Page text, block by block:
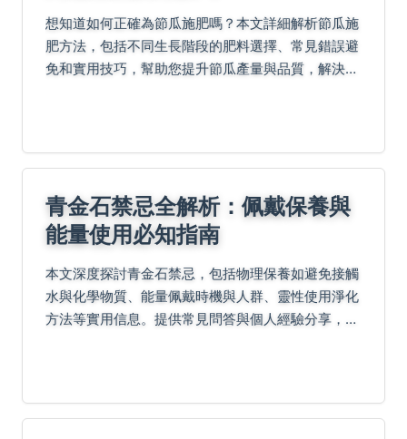
想知道如何正確為節瓜施肥嗎？本文詳細解析節瓜施
肥方法，包括不同生長階段的肥料選擇、常見錯誤避
免和實用技巧，幫助您提升節瓜產量與品質，解決種
青金石禁忌全解析：佩戴保養與
能量使用必知指南
本文深度探討青金石禁忌，包括物理保養如避免接觸
水與化學物質、能量佩戴時機與人群、靈性使用淨化
方法等實用信息。提供常見問答與個人經驗分享，幫